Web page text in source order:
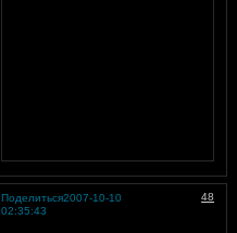
Поделиться 48
2007-10-10
02:35:43